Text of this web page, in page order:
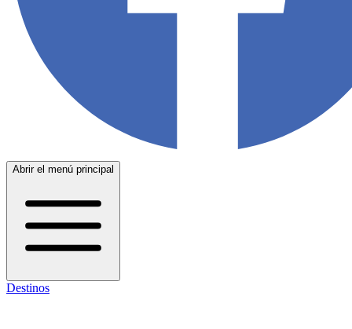
Abrir el menú principal
Destinos